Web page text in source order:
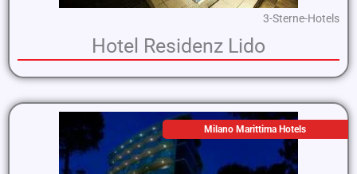
3-Sterne-Hotels
Hotel Residenz Lido
Milano Marittima Hotels